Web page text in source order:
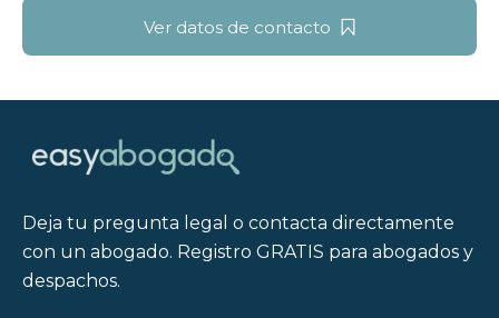
Ver datos de contacto
Deja tu pregunta legal o contacta directamente
con un abogado. Registro GRATIS para abogados y
despachos.